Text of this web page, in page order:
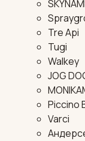
Tre Api
Tugi
Walkey
JOG
Piccino
Varci